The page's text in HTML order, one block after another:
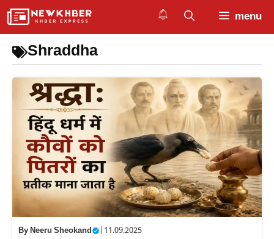
Skip
menu
Shraddha
ByNeeru Sheokand 11.09.2025